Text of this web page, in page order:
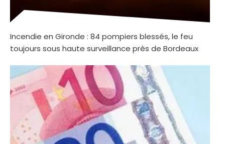
Incendie en Gironde : 84 pompiers blessés, le feu
toujours sous haute surveillance près de Bordeaux